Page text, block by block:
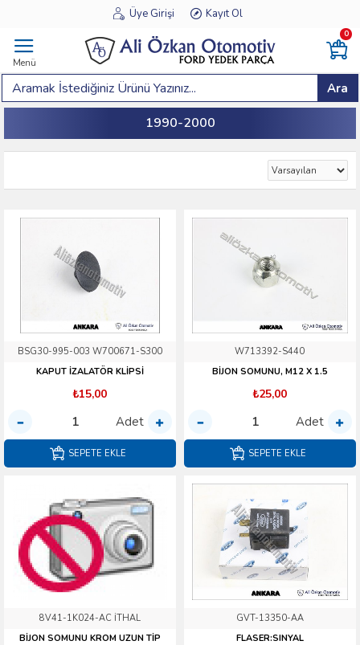
Üye Girişi Kayıt Ol
Menü
0
Ara
1990-2000
BSG30-995-003 W700671-S300
KAPUT İZALATÖR KLİPSİ
₺15,00
Adet
SEPETE EKLE
W713392-S440
BİJON SOMUNU, M12 X 1.5
₺25,00
Adet
SEPETE EKLE
8V41-1K024-AC İTHAL
BİJON SOMUNU KROM UZUN TİP
GVT-13350-AA
FLASER:SINYAL